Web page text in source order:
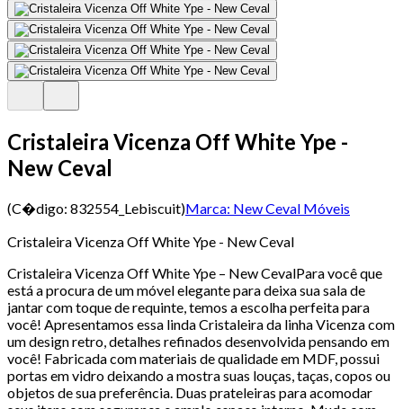
Cristaleira Vicenza Off White Ype -
New Ceval
(C�digo: 832554_Lebiscuit)Marca: New Ceval Móveis
Cristaleira Vicenza Off White Ype - New Ceval
Cristaleira Vicenza Off White Ype – New CevalPara você que
está a procura de um móvel elegante para deixa sua sala de
jantar com toque de requinte, temos a escolha perfeita para
você! Apresentamos essa linda Cristaleira da linha Vicenza com
um design retro, detalhes refinados desenvolvida pensando em
você! Fabricada com materiais de qualidade em MDF, possui
portas em vidro deixando a mostra suas louças, taças, copos ou
objetos de sua preferência. Duas prateleiras para acomodar